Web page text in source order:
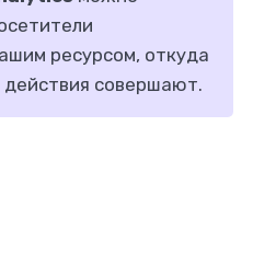
ресурсом, откуда
действия совершают.